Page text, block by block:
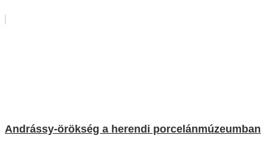
Andrássy-örökség a herendi porcelánmúzeumban